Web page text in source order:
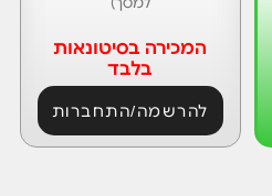
המכירה בסיטונאות
בלבד
להרשמה/התחברות